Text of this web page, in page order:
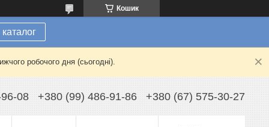
Кошик
робочого дня (сьогодні).
08 +380 (99) 486-91-86 +380 (67) 575-30-27